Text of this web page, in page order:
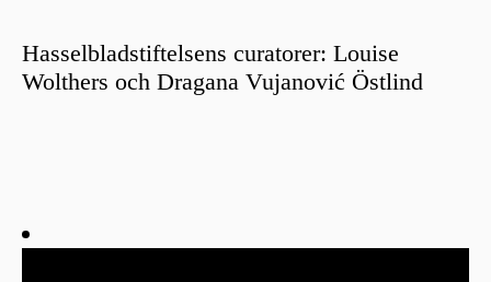
Hasselbladstiftelsens curatorer: Louise
Wolthers och Dragana Vujanović Östlind